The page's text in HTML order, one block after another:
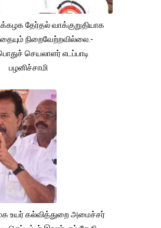
தேர்தல் வாக்குறுதியாக
நிறைவேற்றவில்லை.-
செயலாளர் எடப்பாடி
பழனிச்சாமி
உயர் கல்வித்துறை அமைச்சர்